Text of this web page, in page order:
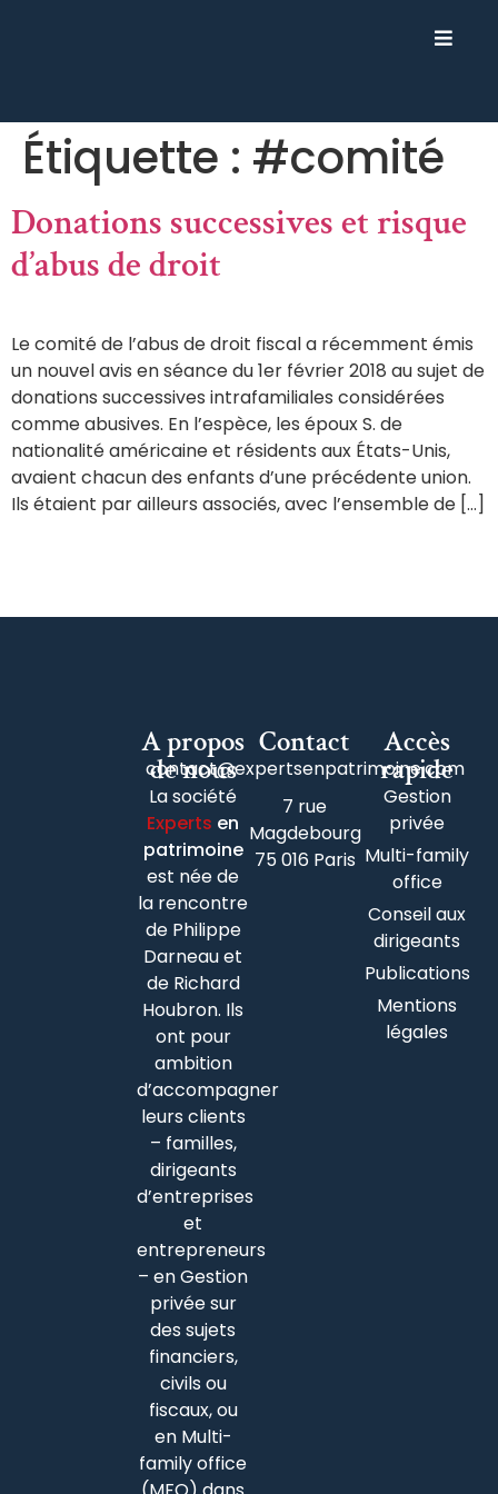
Étiquette : #comité
Donations successives et risque
d’abus de droit
Le comité de l’abus de droit fiscal a récemment émis
un nouvel avis en séance du 1er février 2018 au sujet de
donations successives intrafamiliales considérées
comme abusives. En l’espèce, les époux S. de
nationalité américaine et résidents aux États-Unis,
avaient chacun des enfants d’une précédente union.
Ils étaient par ailleurs associés, avec l’ensemble de […]
A propos
de nous
La société
Experts en
patrimoine
est née de
la rencontre
de Philippe
Darneau et
de Richard
Houbron. Ils
ont pour
ambition
d’accompagner
leurs clients
– familles,
dirigeants
d’entreprises
et
entrepreneurs
– en Gestion
privée sur
des sujets
financiers,
civils ou
fiscaux, ou
en Multi-
family office
Contact
contact@expertsenpatrimoine.com
7 rue
Magdebourg
75 016 Paris
Accès
rapide
Gestion
privée
Multi-family
office
Conseil aux
dirigeants
Publications
Mentions
légales